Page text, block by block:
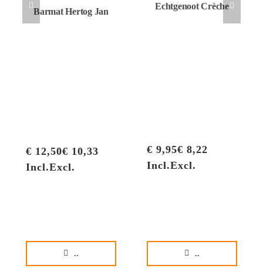
Barmat Hertog Jan
€ 12,50€ 10,33
Incl.Excl.
..
Echtgenoot Crèche
€ 9,95€ 8,22
Incl.Excl.
..